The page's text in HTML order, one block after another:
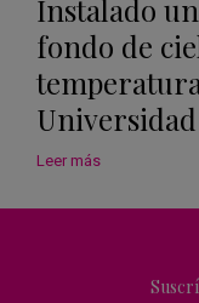
Instalado
fondo de
Leer más